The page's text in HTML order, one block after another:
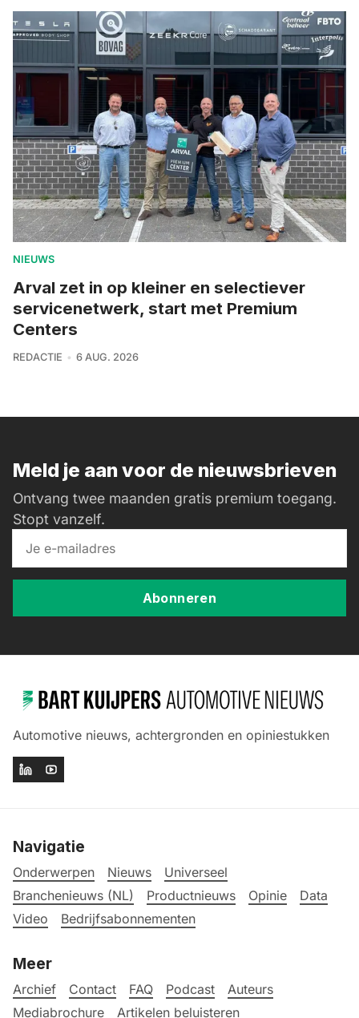
NIEUWS
Arval zet in op kleiner en selectiever
servicenetwerk, start met Premium
Centers
REDACTIE 6 AUG. 2026
Meld je aan voor de nieuwsbrieven
Ontvang twee maanden gratis premium toegang.
Stopt vanzelf.
Abonneren
Automotive nieuws, achtergronden en opiniestukken
Navigatie
Onderwerpen Nieuws
Universeel
Branchenieuws (NL)
Productnieuws Opinie
Data
Video
Bedrijfsabonnementen
Meer
Archief Contact FAQ Podcast
Auteurs
Mediabrochure
Artikelen beluisteren